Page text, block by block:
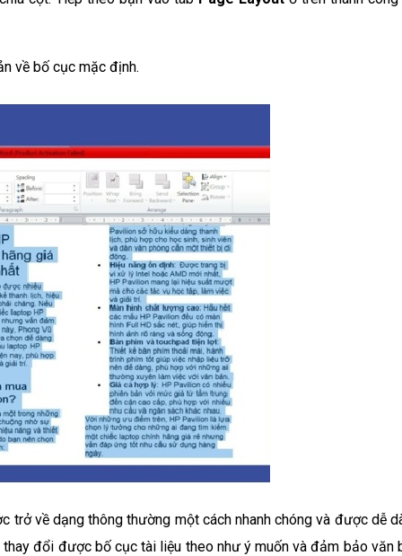
về bố cục mặc định.
về dạng thông thường một cách nhanh chóng và được dễ
đổi được bố cục tài liệu theo như ý muốn và đảm bảo văn